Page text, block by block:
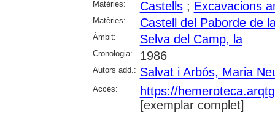
Matèries: Castells; Excavacions
Matèries: Castell del Paborde de
Àmbit: Selva del Camp, la
Cronologia: 1986
Autors add.: Salvat i Arbós, Maria
Accés:
https://
[exemplar complet]